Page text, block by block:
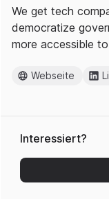
We get tech
democratize
more accessible
Webseite
Interessiert?